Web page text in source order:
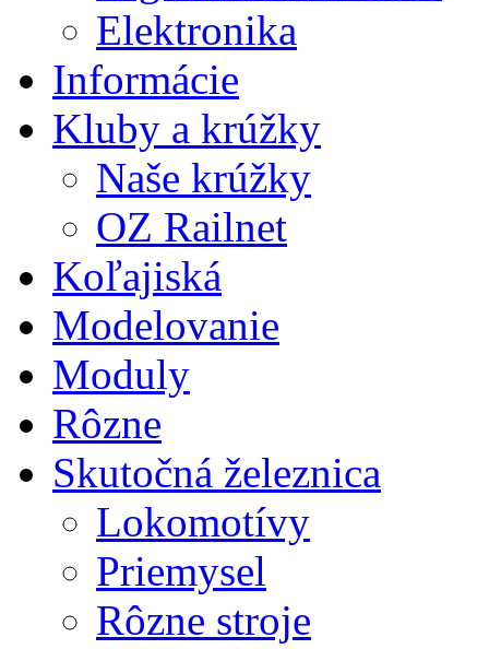
Elektronika
Informácie
Kluby a krúžky
Naše krúžky
OZ Railnet
Koľajiská
Modelovanie
Moduly
Rôzne
Skutočná železnica
Lokomotívy
Priemysel
Rôzne stroje